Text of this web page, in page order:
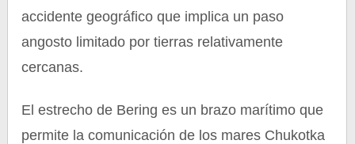
accidente geográfico que implica un paso
angosto limitado por tierras relativamente
cercanas.
El estrecho de Bering es un brazo marítimo que
permite la comunicación de los mares Chukotka